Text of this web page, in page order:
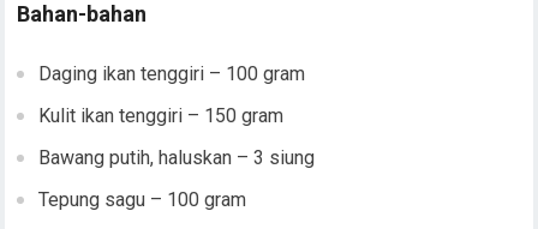
Bahan-bahan
Daging ikan tenggiri – 100 gram
Kulit ikan tenggiri – 150 gram
Bawang putih, haluskan – 3 siung
Tepung sagu – 100 gram